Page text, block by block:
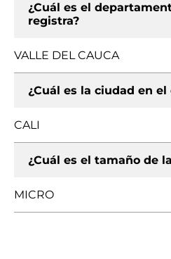
¿Cuál es el
registra?
VALLE DEL CAUCA
¿Cuál es la ciudad en
CALI
¿Cuál es el tamaño de
MICRO